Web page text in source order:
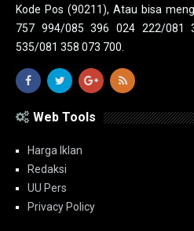
Kode Pos (90211), Atau bisa
757 994/085 396 024 222/081
535/081 358 073 700.
Web Tools
Harga Iklan
Redaksi
UU Pers
Privacy Policy